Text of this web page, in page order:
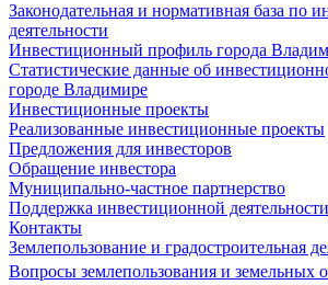
Законодательная и нормативная база по
деятельности
Инвестиционный профиль города
Статистические данные об
городе Владимире
Инвестиционные проекты
Реализованные инвестиционные проекты
Предложения для инвесторов
Обращение инвестора
Муниципально-частное партнерство
Поддержка инвестиционной деятельности
Контакты
Землепользование и градостроительная
Вопросы землепользования и земельных